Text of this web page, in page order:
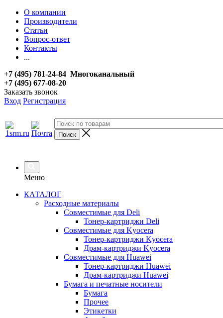
О компании
Производители
Статьи
Вопрос-ответ
Контакты
...
+7 (495) 781-24-84 Многоканальный
+7 (495) 677-08-20
Заказать звонок
Вход Регистрация
Меню
КАТАЛОГ
Расходные материалы
Совместимые для Deli
Тонер-картриджи Deli
Совместимые для Kyocera
Тонер-картриджи Kyocera
Драм-картриджи Kyocera
Совместимые для Huawei
Тонер-картриджи Huawei
Драм-картриджи Huawei
Бумага и печатные носители
Бумага
Прочее
Этикетки